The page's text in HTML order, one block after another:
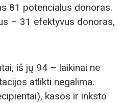
81 potencialus donoras.
– 31 efektyvus donoras,
iš jų 94 – laikinai ne
atlikti negalima.
kasos ir inksto